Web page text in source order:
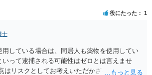
役にたった 1
士
している場合は、同居人も薬物を使用してい
いって逮捕される可能性はゼロとは言えませ
はリスクとしてお考えいただかざるを得ないと